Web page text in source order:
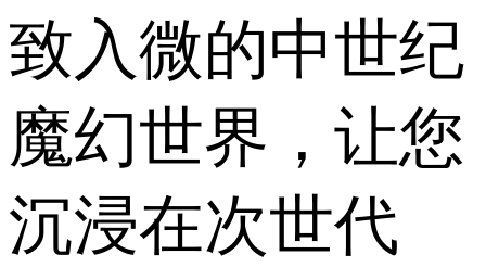
致入微的中世纪
魔幻世界，让您
沉浸在次世代